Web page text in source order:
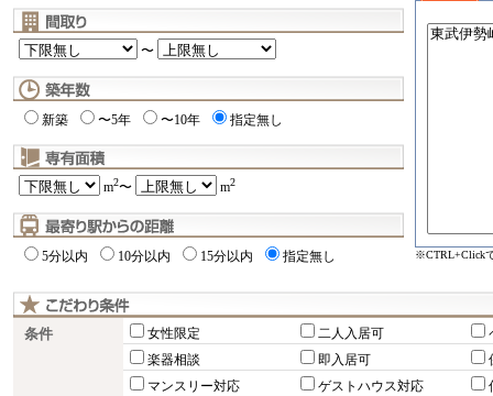
〜
新築 〜5年 〜10年 指定無し
m2〜 m2
5分以内 10分以内 15分以内 指定無し ※CTRL+Click
条件 女性限定 二人入居可
楽器相談
即入居可
マンスリー対応
ゲストハウス対応